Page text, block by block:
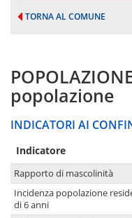
TORNA AL COMUNE
popolazione
INDICATORI AI
Indicatore
Rapporto di mascolinità
Incidenza popolazione
di 6 anni